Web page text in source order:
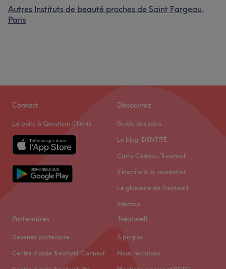
Autres Instituts de beauté proches de Saint Fargeau,
Paris
Contact
La boîte à Questions Clients
Découvrez
Guide des soins
Le blog IDENTITÉ
Carte Cadeau Treatwell
S'inscrire à la newsletter
Le glossaire de Treatwell
Sitemap
Partenaires
Devenez partenaire
Centre d'aide Treatwell Connect
Treatwell
À propos
Nous recrutons